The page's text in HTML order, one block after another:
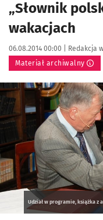
„Słownik
wakacjach
Data publikacji:
06.08.2014 00:00 | Autor:
Redakcja
Materiał archiwalny
Kliknij, aby powiększyć
Udział w programie, książka z